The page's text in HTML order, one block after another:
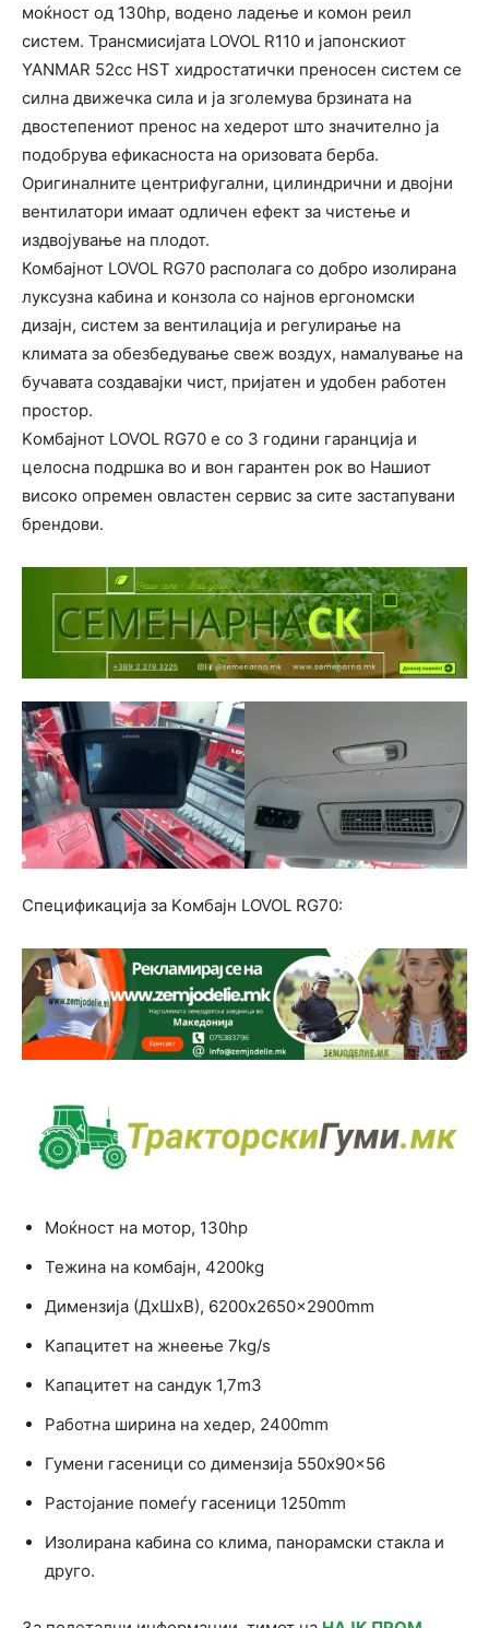
моќност од 130hp, водено ладење и комон реил
систем. Трансмисијата LOVOL R110 и јапонскиот
YANMAR 52cc HST хидростатички преносен систем се
силна движечка сила и ја зголемува брзината на
двостепениот пренос на хедерот што значително ја
подобрува ефикасноста на оризовата берба.
Оригиналните центрифугални, цилиндрични и двојни
вентилатори имаат одличен ефект за чистење и
издвојување на плодот.
Комбајнот LOVOL RG70 располага со добро изолирана
луксузна кабина и конзола со најнов ергономски
дизајн, систем за вентилација и регулирање на
климата за обезбедување свеж воздух, намалување на
бучавата создавајки чист, пријатен и удобен работен
простор.
Kомбајнот LOVOL RG70 е со 3 години гаранција и
целосна подршка во и вон гарантен рок во Нашиот
високо опремен овластен сервис за сите застапувани
брендови.
Спецификација за Kомбајн LOVOL RG70:
Mоќност на мотор, 130hp
Тежина на комбајн, 4200kg
Димензија (ДxШxВ), 6200x2650x2900mm
Kaпацитет на жнеење 7kg/s
Капацитет на сандук 1,7m3
Работна ширина на хедер, 2400mm
Гумени гасеници со димензија 550x90x56
Растојание помеѓу гасеници 1250mm
Изолирана кабина со клима, панорамски стакла и
друго.